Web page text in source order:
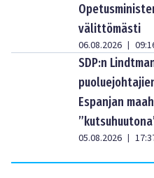
välittömästi
06.08.2026 |
SDP:n
Espanjan
05.08.2026 |